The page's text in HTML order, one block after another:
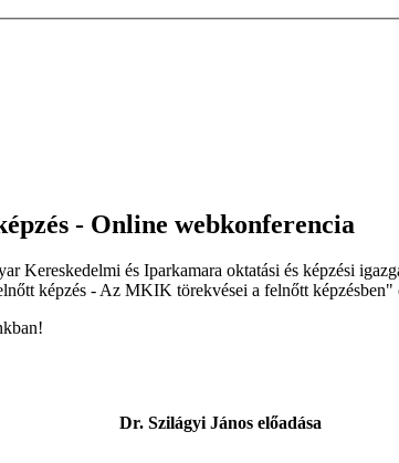
- Online webkonferencia
Kereskedelmi és Iparkamara oktatási és képzési
képzés - Az MKIK törekvései a felnőtt képzésben"
Dr. Szilágyi János előadása